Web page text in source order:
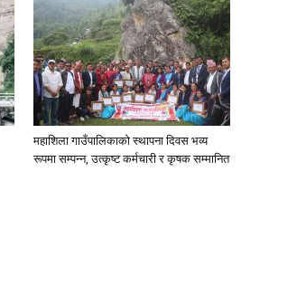
महाशिला गाउँपालिकाको स्थापना दिवस भव्य
रूपमा सम्पन्न, उत्कृष्ट कर्मचारी र कृषक सम्मानित